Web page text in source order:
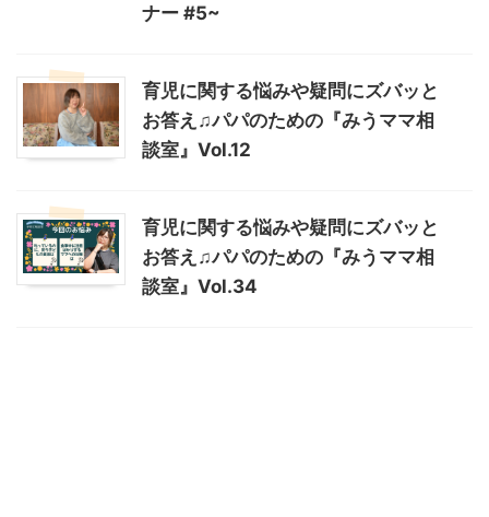
ナー #5~
育児に関する悩みや疑問にズバッと
お答え♫パパのための『みうママ相
談室』Vol.12
育児に関する悩みや疑問にズバッと
お答え♫パパのための『みうママ相
談室』Vol.34